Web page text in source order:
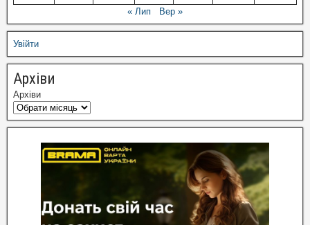
« Лип Вер »
Увійти
Архіви
Архіви